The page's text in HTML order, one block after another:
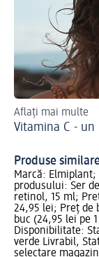
Aflați mai multe
Vitamina C -
Produse
Marcă: Elmiplant;
produsului: Ser
retinol, 15 ml;
24,95 lei; Preț de
buc (24,95 lei pe
Disponibilitate:
verde Livrabil,
selectare